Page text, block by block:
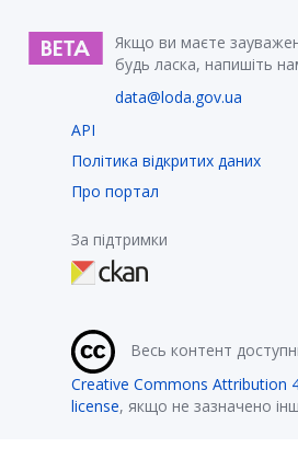
Якщо ви маєте
будь ласка, напишіть
data@loda.gov.ua
API
Політика відкритих даних
Про портал
За підтримки
Весь контент
Creative Commons Attribution
license, якщо не зазначено